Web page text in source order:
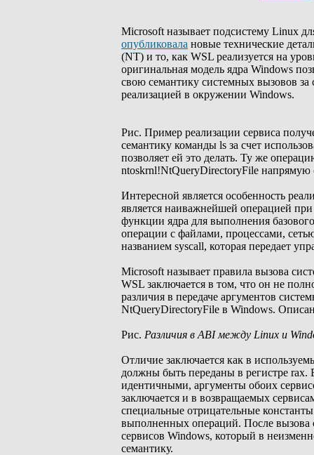
Microsoft называет подсистему Linux
опубликовала новые технические
(NT) и то, как WSL реализуется на
оригинальная модель ядра Windows
свою семантику системных вызовов за
реализацией в окружении Windows.
Рис. Пример реализации сервиса
семантику команды ls за счет
позволяет ей это делать. Ту же
ntoskrnl!NtQueryDirectoryFile напрямую
Интересной является особенность
является наиважнейшей операцией
функции ядра для выполнения
операции с файлами, процессами,
названием syscall, которая передает
Microsoft называет правила вызова
WSL заключается в том, что он не
различия в передаче аргументов
NtQueryDirectoryFile в Windows.
Рис. Различия в ABI между Linux и
Отличие заключается как в
должны быть переданы в регистре
идентичными, аргументы обоих
заключается и в возвращаемых
специальные отрицательные
выполненных операций. После вызова
сервисов Windows, который в
семантику.